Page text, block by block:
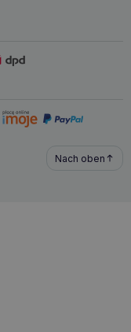
Nach oben